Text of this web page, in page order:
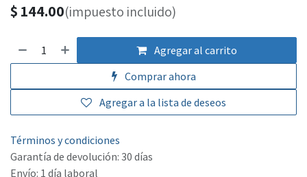
$ 144.00(impuesto incluido)
Agregar al carrito
Comprar ahora
Agregar a la lista de deseos
Términos y condiciones
Garantía de devolución: 30 días
Envío: 1 día laboral